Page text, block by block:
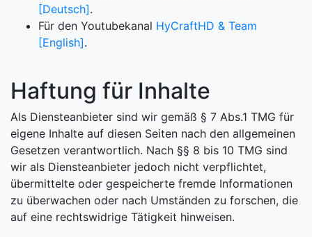
[Deutsch].
Für den Youtubekanal HyCraftHD & Team
[English].
Haftung für Inhalte
Als Diensteanbieter sind wir gemäß § 7 Abs.1 TMG für
eigene Inhalte auf diesen Seiten nach den allgemeinen
Gesetzen verantwortlich. Nach §§ 8 bis 10 TMG sind
wir als Diensteanbieter jedoch nicht verpflichtet,
übermittelte oder gespeicherte fremde Informationen
zu überwachen oder nach Umständen zu forschen, die
auf eine rechtswidrige Tätigkeit hinweisen.